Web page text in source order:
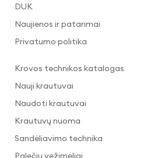
DUK
Naujienos ir patarimai
Privatumo politika
Krovos technikos katalogas
Nauji krautuvai
Naudoti krautuvai
Krautuvų nuoma
Sandėliavimo technika
Palečių vežimėliai